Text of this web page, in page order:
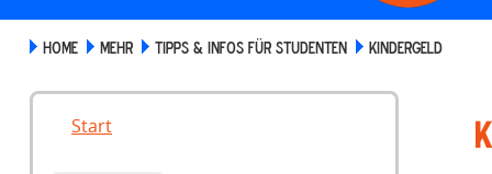
HOME MEHR TIPPS & INFOS FÜR STUDENTEN KINDERGELD
Start